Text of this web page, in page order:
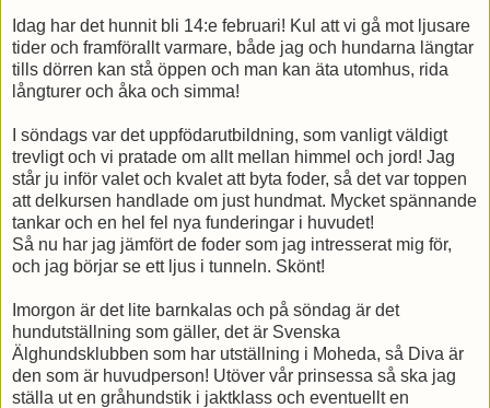
Idag har det hunnit bli 14:e februari! Kul att vi gå mot ljusare
tider och framförallt varmare, både jag och hundarna längtar
tills dörren kan stå öppen och man kan äta utomhus, rida
långturer och åka och simma!
I söndags var det uppfödarutbildning, som vanligt väldigt
trevligt och vi pratade om allt mellan himmel och jord! Jag
står ju inför valet och kvalet att byta foder, så det var toppen
att delkursen handlade om just hundmat. Mycket spännande
tankar och en hel fel nya funderingar i huvudet!
Så nu har jag jämfört de foder som jag intresserat mig för,
och jag börjar se ett ljus i tunneln. Skönt!
Imorgon är det lite barnkalas och på söndag är det
hundutställning som gäller, det är Svenska
Älghundsklubben som har utställning i Moheda, så Diva är
den som är huvudperson! Utöver vår prinsessa så ska jag
ställa ut en gråhundstik i jaktklass och eventuellt en